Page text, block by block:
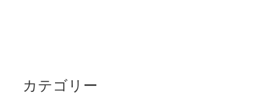
カテゴリー